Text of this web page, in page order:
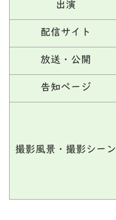
出演
配信サイト
放送・公開
告知ページ
撮影風景・撮影シーン